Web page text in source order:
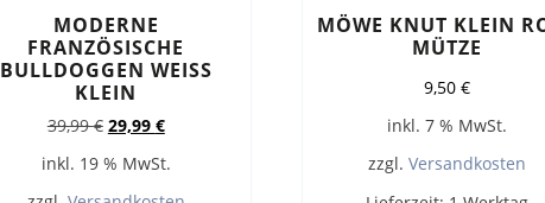
MODERNE
FRANZÖSISCHE
BULLDOGGEN WEISS
KLEIN
39,99€ Ursprünglicher
war:
39,99 €
29,99 €Aktueller
ist:
29,99 €.
inkl. 19 % MwSt.
MÖWE KNUT KLEIN
MÜTZE
9,50 €
inkl. 7 % MwSt.
zzgl. Versandkosten